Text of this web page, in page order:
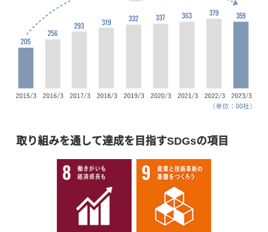
取り組みを通して達成を目指すSDGsの項目